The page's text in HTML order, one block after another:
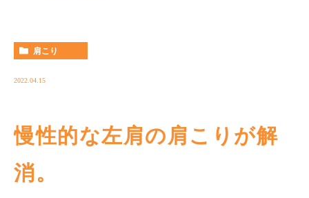
肩こり
2022.04.15
慢性的な左肩の肩こりが解
消。